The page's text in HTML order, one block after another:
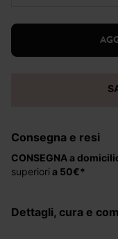
Consegna e resi
CONSEGNA a
superiori a 50€*
ordinazione, al costo
dettagli, cura e